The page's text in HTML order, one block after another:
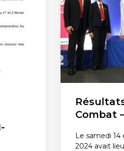
Combat
Le samedi
2024 avait